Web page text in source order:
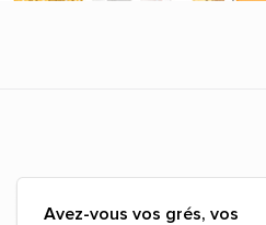
Avez-vous vos grés, vos